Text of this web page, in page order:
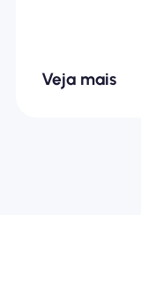
Veja mais